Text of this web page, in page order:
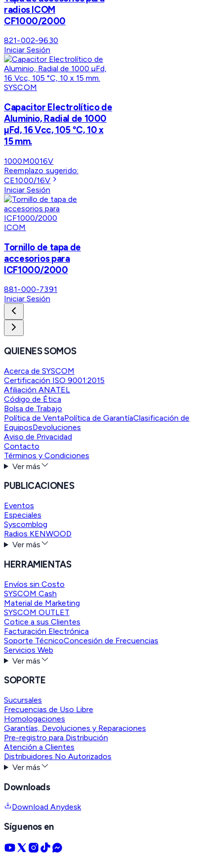
radios ICOM
CF1000/2000
821-002-9630
Iniciar Sesión
SYSCOM
Capacitor Electrolítico de
Aluminio, Radial de 1000
µFd, 16 Vcc, 105 °C, 10 x
15 mm.
1000M0016V
Reemplazo sugerido:
CE1000/16V
Iniciar Sesión
ICOM
Tornillo de tapa de
accesorios para
ICF1000/2000
881-000-7391
Iniciar Sesión
QUIENES SOMOS
Acerca de SYSCOM
Certificación ISO 9001:2015
Afiliación ANATEL
Código de Ética
Bolsa de Trabajo
Política de VentaPolítica de GarantíaClasificación de
EquiposDevoluciones
Aviso de Privacidad
Contacto
Términos y Condiciones
Ver más
PUBLICACIONES
Eventos
Especiales
Syscomblog
Radios KENWOOD
Ver más
HERRAMIENTAS
Envíos sin Costo
SYSCOM Cash
Material de Marketing
SYSCOM OUTLET
Cotice a sus Clientes
Facturación Electrónica
Soporte TécnicoConcesión de Frecuencias
Servicios Web
Ver más
SOPORTE
Sucursales
Frecuencias de Uso Libre
Homologaciones
Garantías, Devoluciones y Reparaciones
Pre-registro para Distribución
Atención a Clientes
Distribuidores No Autorizados
Ver más
Downloads
Download Anydesk
Síguenos en